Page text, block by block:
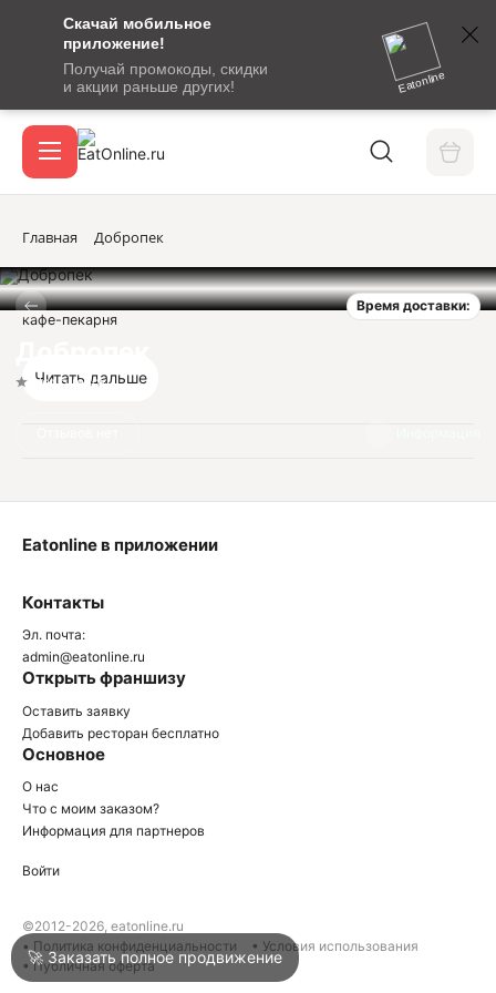
Скачай мобильное
приложение!
Получай промокоды, скидки
и акции раньше других!
Eatonline
сообщение
кодом
подтверждения
Вход / регистрация
Акции
Войти
Написать в техподдержку
Главная Добропек
Время доставки:
Нет оценок
кафе-пекарня
Читать дальше
Контакты
Эл. почта:
admin@eatonline.ru
Открыть франшизу
Оставить заявку
Добавить ресторан бесплатно
Основное
О нас
Что с моим заказом?
Информация для партнеров
Eatonline в приложении
Войти
©2012-2026, eatonline.ru
• Политика конфиденциальности
• Условия использования
• Публичная оферта
🚀 Заказать полное продвижение